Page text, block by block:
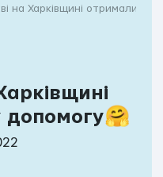
на Харківщині отримали